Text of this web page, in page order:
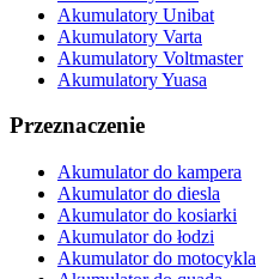
Akumulatory Unibat
Akumulatory Varta
Akumulatory Voltmaster
Akumulatory Yuasa
Przeznaczenie
Akumulator do kampera
Akumulator do diesla
Akumulator do kosiarki
Akumulator do łodzi
Akumulator do motocykla